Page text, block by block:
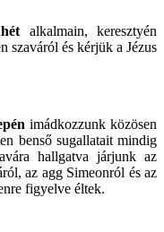
alkalmain, keresztyén
szaváról és kérjük a Jézus
imádkozzunk közösen
benső sugallatait mindig
hallgatva járjunk az
az agg Simeonról és az
figyelve éltek.